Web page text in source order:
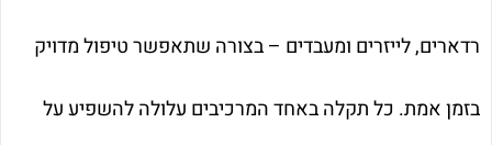
רדארים, לייזרים ומעבדים – בצורה שתאפשר טיפול מדויק
בזמן אמת. כל תקלה באחד המרכיבים עלולה להשפיע על